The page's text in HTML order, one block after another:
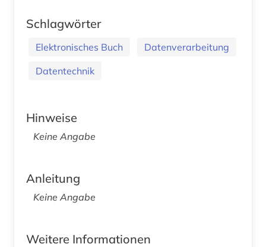
Schlagwörter
Elektronisches Buch
Datenverarbeitung
Datentechnik
Hinweise
Keine Angabe
Anleitung
Keine Angabe
Weitere Informationen